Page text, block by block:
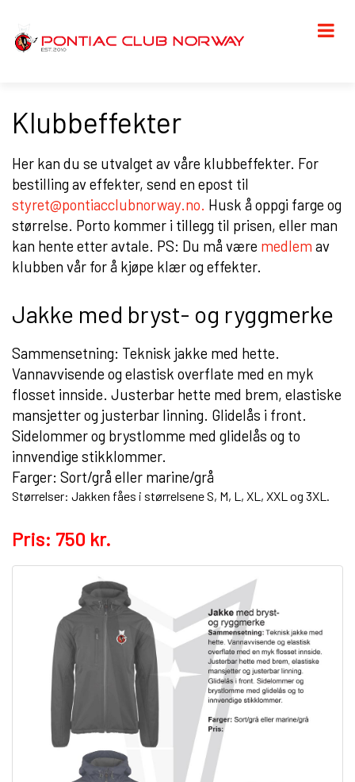
Klubbeffekter
Her kan du se utvalget av våre klubbeffekter. For
bestilling av effekter, send en epost til
styret@pontiacclubnorway.no. Husk å oppgi farge og
størrelse. Porto kommer i tillegg til prisen, eller man
kan hente etter avtale. PS: Du må være medlem av
klubben vår for å kjøpe klær og effekter.
Jakke med bryst- og ryggmerke
Sammensetning: Teknisk jakke med hette.
Vannavvisende og elastisk overflate med en myk
flosset innside. Justerbar hette med brem, elastiske
mansjetter og justerbar linning. Glidelås i front.
Sidelommer og brystlomme med glidelås og to
innvendige stikklommer.
Farger: Sort/grå eller marine/grå
Størrelser: Jakken fåes i størrelsene S, M, L, XL, XXL og 3XL.
Pris: 750 kr.